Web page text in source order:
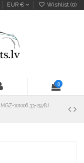
EUR € Wishlist (0)
0
101006 33-2978J